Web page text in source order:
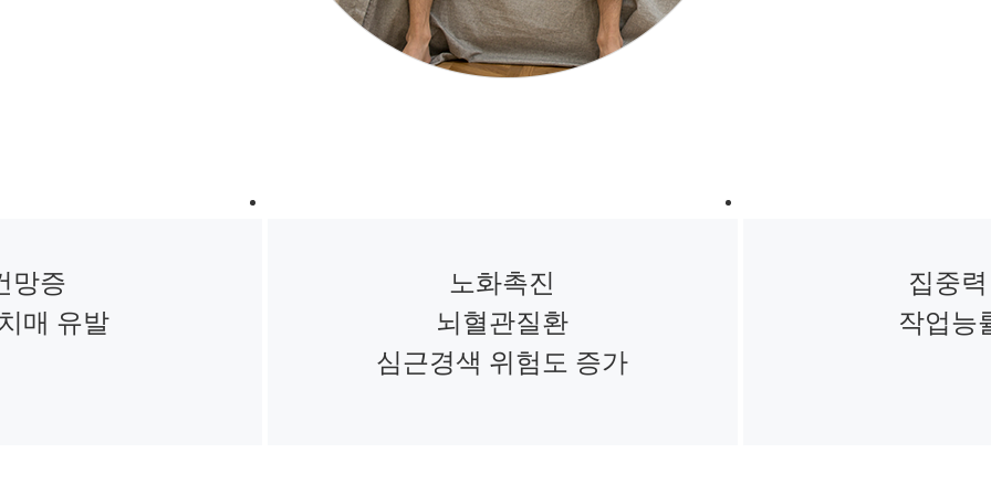
망증
매 유발
노화촉진
뇌혈관질환
심근경색 위험도 증가
집중
작업능